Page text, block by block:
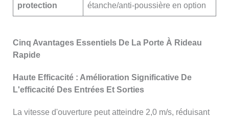
protection
étanche/anti-poussière en option
Cinq Avantages Essentiels De La Porte À Rideau
Rapide
Haute Efficacité : Amélioration Significative De
L'efficacité Des Entrées Et Sorties
La vitesse d'ouverture peut atteindre 2,0 m/s, réduisant